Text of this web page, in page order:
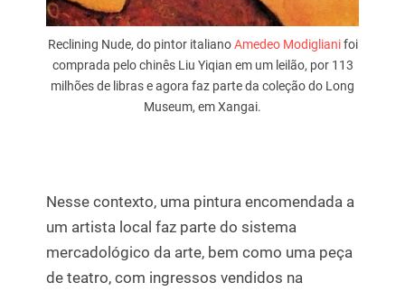
Reclining Nude, do pintor italianoAmedeo Modiglianifoi
comprada pelo chinês Liu Yiqian em um leilão, por 113
milhões de libras e agora faz parte da coleção do Long
Museum, em Xangai.
Nesse contexto, uma pintura encomendada a
um artista local faz parte do sistema
mercadológico da arte, bem como uma peça
de teatro, com ingressos vendidos na